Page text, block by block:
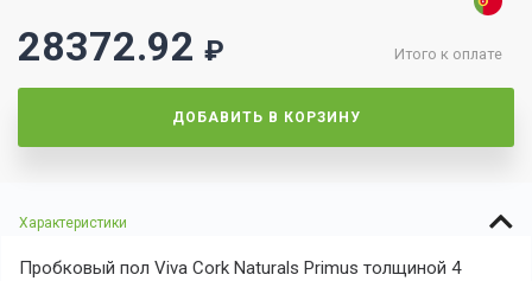
Итого к оплате
28372.92 ₽
ДОБАВИТЬ В КОРЗИНУ
Характеристики
Пробковый пол Viva Cork Naturals Primus толщиной 4